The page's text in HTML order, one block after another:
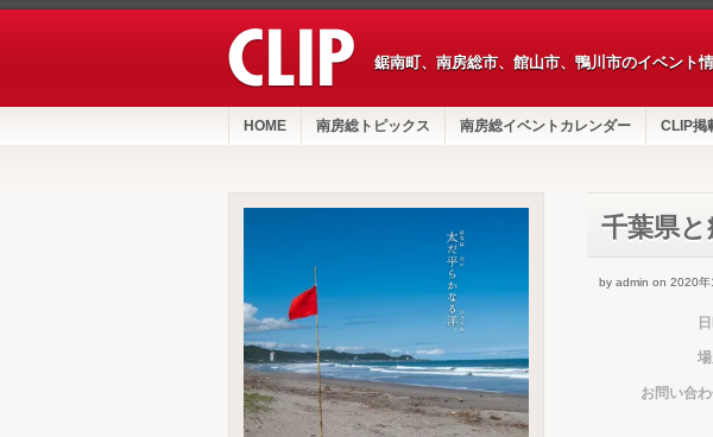
鋸南町、南房総市、館山市、鴨川市のイベント
HOME 南房総トピックス 南房総イベントカレンダー CLIP掲
千葉県
by admin on 2020年
お問い合